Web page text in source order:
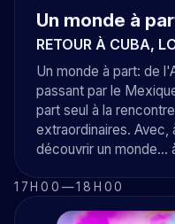
Un monde à
RETOUR À CUBA,
Un monde à part: de
passant par le
part seul à la
extraordinaires. Avec,
découvrir un monde...
17H00 —18H00